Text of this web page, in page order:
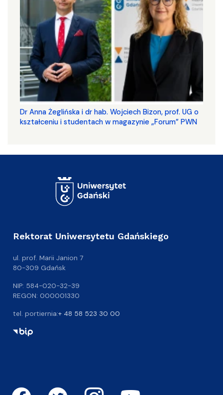
​​​​​​​Dr Anna Żeglińska i dr hab. Wojciech Bizon, prof. UG o
kształceniu i studentach w magazynie „Forum” PWN
Rektorat Uniwersytetu Gdańskiego
ul. prof. Marii Janion 7
80-309 Gdańsk
NIP: 584-020-32-39
REGON: 000001330
tel. portiernia:+ 48 58 523 30 00